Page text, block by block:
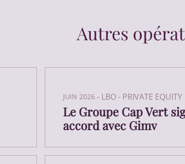
Autres
JUIN 2026- LBO - PRIVATE EQUITY
Le Groupe Cap Vert
accord avec Gimv